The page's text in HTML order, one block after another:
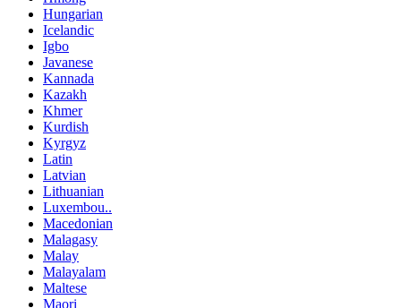
Hungarian
Icelandic
Igbo
Javanese
Kannada
Kazakh
Khmer
Kurdish
Kyrgyz
Latin
Latvian
Lithuanian
Luxembou..
Macedonian
Malagasy
Malay
Malayalam
Maltese
Maori